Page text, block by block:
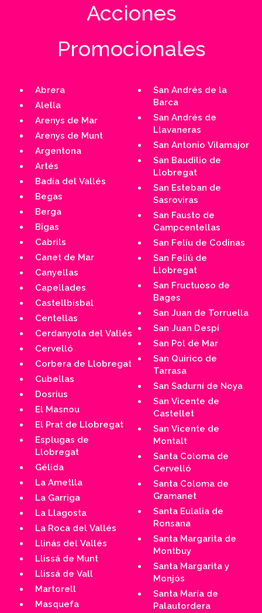
Acciones
Promocionales
Abrera
Alella
Arenys de Mar
Arenys de Munt
Argentona
Artés
Badía del Vallés
Begas
Berga
Bigas
Cabrils
Canet de Mar
Canyellas
Capellades
Castellbisbal
Centellas
Cerdanyola del Vallés
Cervelló
Corbera de Llobregat
Cubellas
Dosrius
El Masnou
El Prat de Llobregat
Esplugas de
Llobregat
Gélida
La Ametlla
La Garriga
La Llagosta
La Roca del Vallés
Llinás del Vallés
Llissá de Munt
Llissá de Vall
Martorell
Masquefa
San Andrés de la
Barca
San Andrés de
Llavaneras
San Antonio Vilamajor
San Baudilio de
Llobregat
San Esteban de
Sasroviras
San Fausto de
Campcentellas
San Felíu de Codinas
San Feliú de
Llobregat
San Fructuoso de
Bages
San Juan de Torruella
San Juan Despí
San Pol de Mar
San Quirico de
Tarrasa
San Sadurní de Noya
San Vicente de
Castellet
San Vicente de
Montalt
Santa Coloma de
Cervelló
Santa Coloma de
Gramanet
Santa Eulalia de
Ronsana
Santa Margarita de
Montbuy
Santa Margarita y
Monjós
Santa María de
Palautordera